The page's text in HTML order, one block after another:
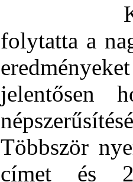
folytatta a
jelentősen
Többször
címet és